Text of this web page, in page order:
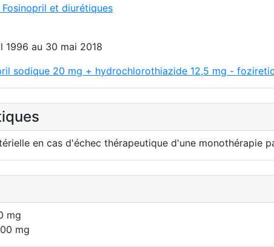
Fosinopril et diurétiques
1996 au 30 mai 2018
sodique 20 mg + hydrochlorothiazide 12,5 mg -
en cas d'échec thérapeutique d'une monothérapie
mg
mg